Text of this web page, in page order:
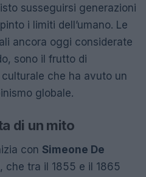
susseguirsi generazioni
i limiti dell’umano. Le
ancora oggi considerate
sono il frutto di
che ha avuto un
globale.
di un mito
con Simeone De
che tra il 1855 e il 1865